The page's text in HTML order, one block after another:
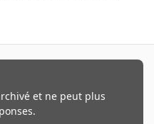
et ne peut plus